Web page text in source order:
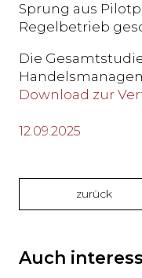
Sprung aus
Regelbetrieb
Die
Download zur
12.09.2025
zurück
Auch